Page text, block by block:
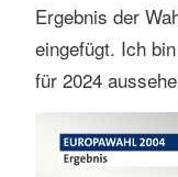
Ergebnis der
eingefügt. Ich
für 2024